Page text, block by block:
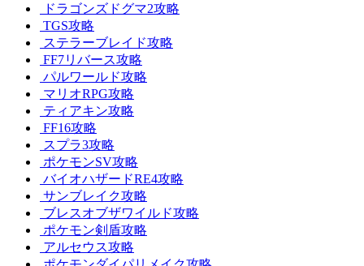
ドラゴンズドグマ2攻略
TGS攻略
ステラーブレイド攻略
FF7リバース攻略
パルワールド攻略
マリオRPG攻略
ティアキン攻略
FF16攻略
スプラ3攻略
ポケモンSV攻略
バイオハザードRE4攻略
サンブレイク攻略
ブレスオブザワイルド攻略
ポケモン剣盾攻略
アルセウス攻略